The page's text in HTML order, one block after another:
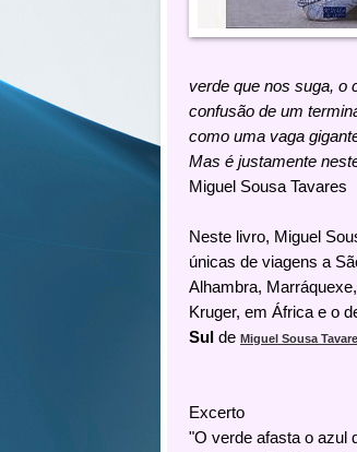
verde que nos suga, o
confusão de um
como uma vaga
Mas é justamente
Miguel Sousa Tavares
Neste livro, Miguel
únicas de viagens a
Alhambra,
Kruger, em África e o
Sul de Miguel Sousa
Excerto
"O verde afasta o azul